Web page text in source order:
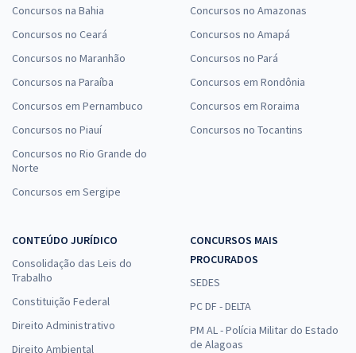
Concursos na Bahia
Concursos no Ceará
Concursos no Maranhão
Concursos na Paraíba
Concursos em Pernambuco
Concursos no Piauí
Concursos no Rio Grande do
Norte
Concursos em Sergipe
Concursos no Amazonas
Concursos no Amapá
Concursos no Pará
Concursos em Rondônia
Concursos em Roraima
Concursos no Tocantins
CONTEÚDO JURÍDICO
Consolidação das Leis do
Trabalho
Constituição Federal
Direito Administrativo
Direito Ambiental
CONCURSOS MAIS
PROCURADOS
SEDES
PC DF - DELTA
PM AL - Polícia Militar do Estado
de Alagoas